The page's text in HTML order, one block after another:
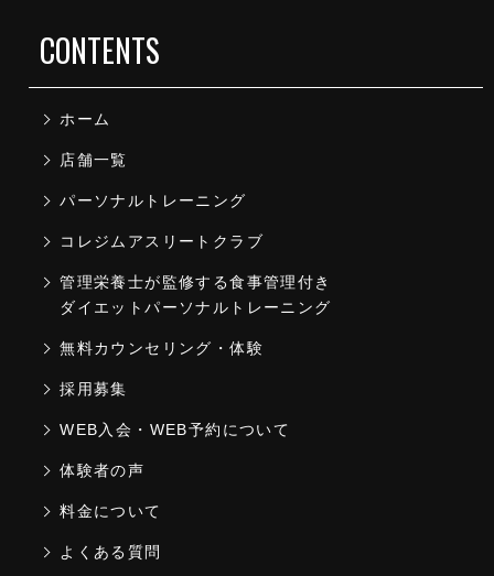
CONTENTS
ホーム
店舗一覧
パーソナルトレーニング
コレジムアスリートクラブ
管理栄養士が監修する食事管理付き
ダイエットパーソナルトレーニング
無料カウンセリング・体験
採用募集
WEB入会・WEB予約について
体験者の声
料金について
よくある質問